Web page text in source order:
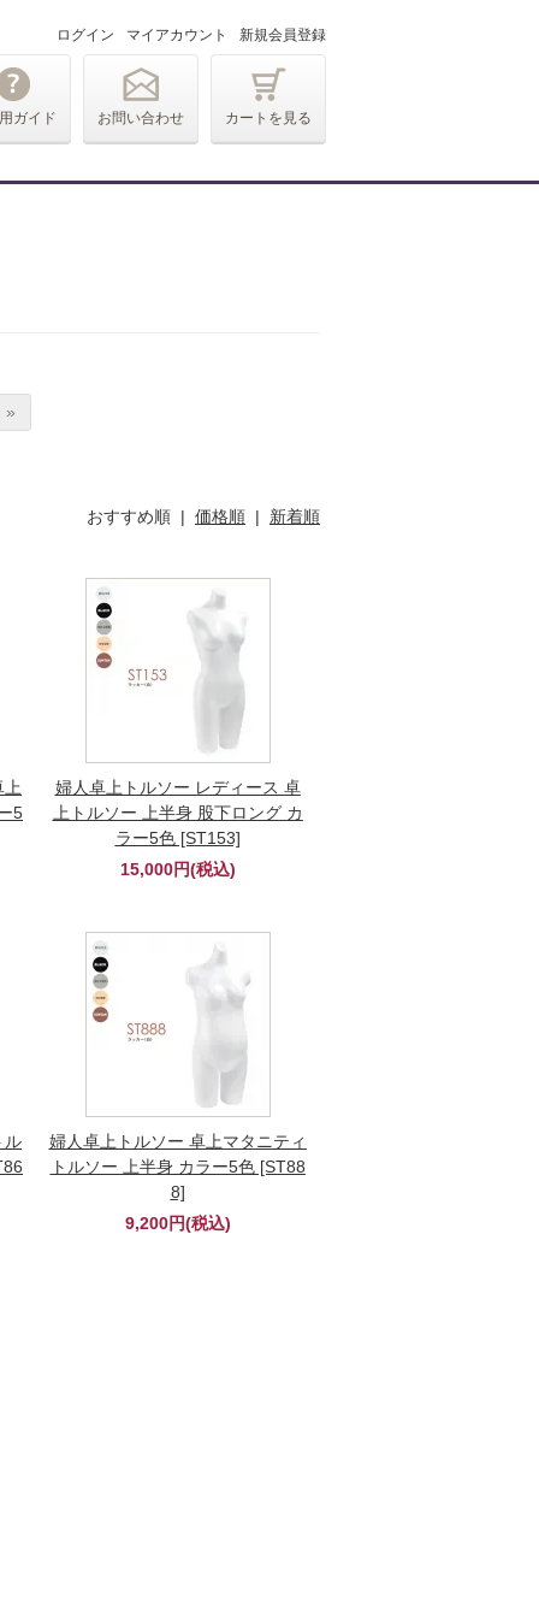
ガイド お問い合わせ カートを見る
ログイン マイアカウント 新規会員登録
»
おすすめ順 | 価格順 | 新着順
上
5
婦人卓上トルソー レディース 卓
上トルソー 上半身 股下ロング カ
ラー5色 [ST153]
15,000円(税込)
ル
婦人卓上トルソー 卓上マタニティ
トルソー 上半身 カラー5色 [ST88
8]
9,200円(税込)